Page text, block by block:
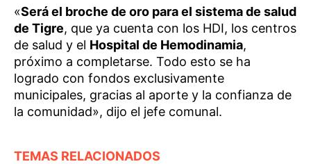
«Será el broche de oro para el sistema de salud
de Tigre, que ya cuenta con los HDI, los centros
de salud y el Hospital de Hemodinamia,
próximo a completarse. Todo esto se ha
logrado con fondos exclusivamente
municipales, gracias al aporte y la confianza de
la comunidad», dijo el jefe comunal.
TEMAS RELACIONADOS